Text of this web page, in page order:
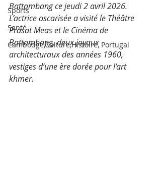
Sports
Santé
Cambodge,Culture,Histoire, Portugal
Battambang ce jeudi 2 avril 2026.
L’actrice oscarisée a visité le Théâtre
Prasat Meas et le Cinéma de
Battambang, deux joyaux
architecturaux des années 1960,
vestiges d’une ère dorée pour l’art
khmer.